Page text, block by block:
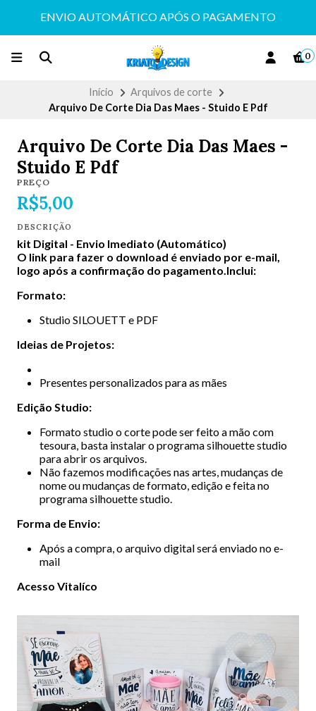
ENVIO AUTOMÁTICO APÓS O PAGAMENTO
0
Início
Arquivos de corte
Arquivo De Corte Dia Das Maes - Stuido E Pdf
Arquivo De Corte Dia Das Maes -
Stuido E Pdf
PREÇO
R$5,00
DESCRIÇÃO
kit Digital - Envio Imediato (Automático)
O link para fazer o download é enviado por e-mail,
logo após a confirmação do pagamento.Inclui:
Formato:
Studio SILOUETT e PDF
Ideias de Projetos:
Presentes personalizados para as mães
Edição Studio:
Formato studio o corte pode ser feito a mão com
tesoura, basta instalar o programa silhouette studio
para abrir os arquivos.
Não fazemos modificações nas artes, mudanças de
nome ou mudanças de formato, edição e feita no
programa silhouette studio.
Forma de Envio:
Após a compra, o arquivo digital será enviado no e-
mail
Acesso Vitalíco